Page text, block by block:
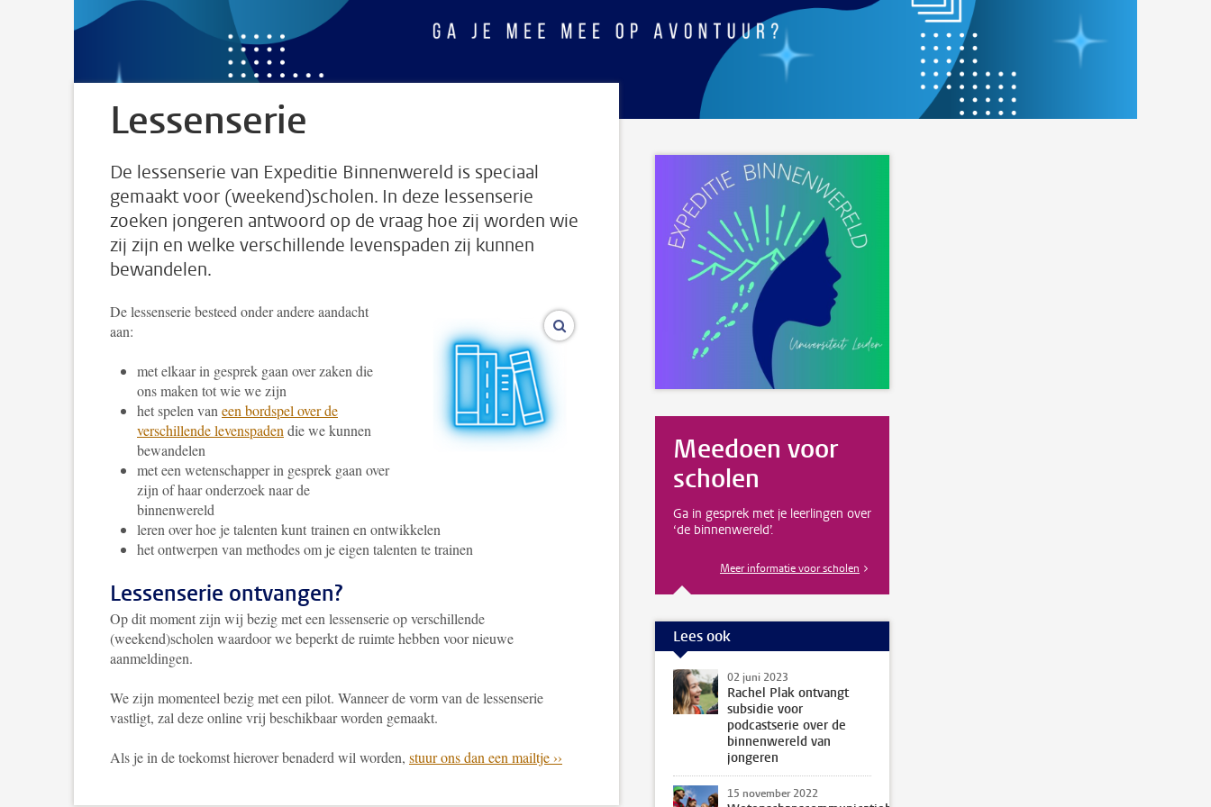
Lessenserie
De lessenserie van Expeditie Binnenwereld is speciaal
gemaakt voor (weekend)scholen. In deze lessenserie
zoeken jongeren antwoord op de vraag hoe zij worden wie
zij zijn en welke verschillende levenspaden zij kunnen
bewandelen.
vergroot afbeeldingen
De lessenserie besteed onder andere aandacht
aan:
met elkaar in gesprek gaan over zaken die
ons maken tot wie we zijn
het spelen vaneen bordspel over de
verschillende levenspadendie we kunnen
bewandelen
met een wetenschapper in gesprek gaan over
zijn of haar onderzoek naar de
binnenwereld
leren over hoe je talenten kunt trainen en ontwikkelen
het ontwerpen van methodes om je eigen talenten te trainen
Lessenserie ontvangen?
Op dit moment zijn wij bezig met een lessenserie op verschillende
(weekend)scholen waardoor we beperkt de ruimte hebben voor nieuwe
aanmeldingen.
We zijn momenteel bezig met een pilot. Wanneer de vorm van de lessenserie
vastligt, zal deze online vrij beschikbaar worden gemaakt.
Als je in de toekomst hierover benaderd wil worden, stuur ons dan een mailtje ››
Meedoen voor
scholen
Ga in gesprek met je leerlingen over
‘de binnenwereld’.
Meer informatie voor scholen
Lees ook
02 juni 2023
Rachel Plak ontvangt
subsidie voor
podcastserie over de
binnenwereld van
jongeren
15 november 2022